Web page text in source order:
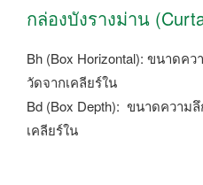
กล่องบังรางม่าน
Bh (Box Horizontal): ขนาดคว
วัดจากเคลียร์ใน
Bd (Box Depth): ขนาดความ
เคลียร์ใน